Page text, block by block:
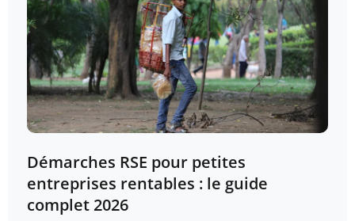
Démarches RSE pour petites
entreprises rentables : le guide
complet 2026